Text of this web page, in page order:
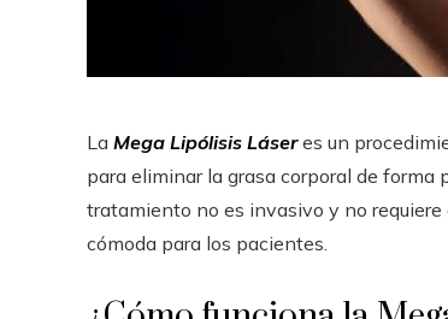
La Mega Lipólisis Láseres un
para eliminar la grasa corporal de
tratamiento no es invasivo y no
cómoda para los pacientes.